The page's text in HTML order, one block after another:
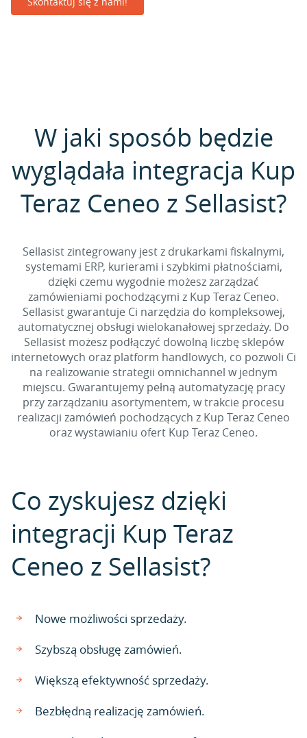
W jaki sposób będzie
wyglądała integracja Kup
Teraz Ceneo z Sellasist?
Sellasist zintegrowany jest z drukarkami fiskalnymi,
systemami ERP, kurierami i szybkimi płatnościami,
dzięki czemu wygodnie możesz zarządzać
zamówieniami pochodzącymi z Kup Teraz Ceneo.
Sellasist gwarantuje Ci narzędzia do kompleksowej,
automatycznej obsługi wielokanałowej sprzedaży. Do
Sellasist możesz podłączyć dowolną liczbę sklepów
internetowych oraz platform handlowych, co pozwoli Ci
na realizowanie strategii omnichannel w jednym
miejscu. Gwarantujemy pełną automatyzację pracy
przy zarządzaniu asortymentem, w trakcie procesu
realizacji zamówień pochodzących z Kup Teraz Ceneo
oraz wystawianiu ofert Kup Teraz Ceneo.
Co zyskujesz dzięki
integracji Kup Teraz
Ceneo z Sellasist?
Nowe możliwości sprzedaży.
Szybszą obsługę zamówień.
Większą efektywność sprzedaży.
Bezbłędną realizację zamówień.